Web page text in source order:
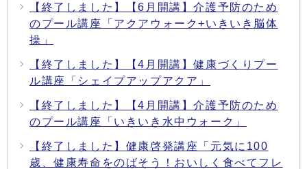
【終了しました】【6月開講】介護予防のため
のプール講座「アクアウォーク+いきいき脳体
操」
【終了しました】【4月開講】健康づくりプー
ル講座「シェイプアップアクア」
【終了しました】【4月開講】介護予防のため
のプール講座「いきいき水中ウォーク」
【終了しました】健康啓発講座「元気に100
歳、健康寿命をのばそう！おいしく食べてフレ